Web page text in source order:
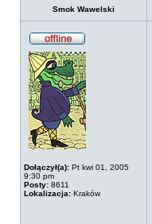
Smok Wawelski
Dołączył(a): Pt kwi 01, 2005
9:30 pm
Posty: 8611
Lokalizacja: Kraków